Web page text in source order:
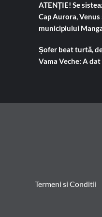
ATENȚIE! Se
Cap Aurora,
municipiului
Șofer beat turtă,
Vama Veche: A
Termeni si Conditii